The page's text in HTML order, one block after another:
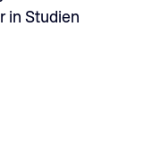
in Studien